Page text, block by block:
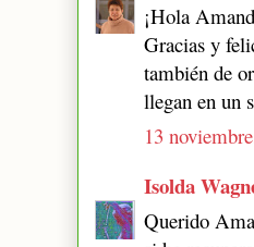
¡Hola
Gracias y
también de
llegan en un
13
Isolda
Querido